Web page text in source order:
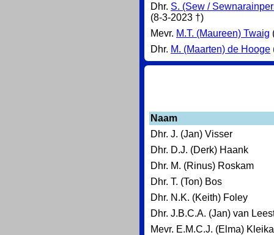
Dhr. S. (Sew /
(8-3-2023 †)
Mevr. M.T. (Maureen) Twaig
Dhr. M. (Maarten) de Hooge
Naam
Dhr. J. (Jan) Visser
Dhr. D.J. (Derk) Haank
Dhr. M. (Rinus) Roskam
Dhr. T. (Ton) Bos
Dhr. N.K. (Keith) Foley
Dhr. J.B.C.A. (Jan) van
Mevr. E.M.C.J. (Elma)